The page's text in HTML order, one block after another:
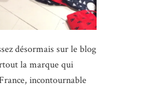
désormais sur le blog
la marque qui
incontournable